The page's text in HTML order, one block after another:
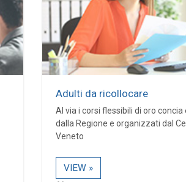
Adulti da ricollocare
Al via i corsi flessibili di oro
dalla Regione e organizzati dal
Veneto
VIEW »